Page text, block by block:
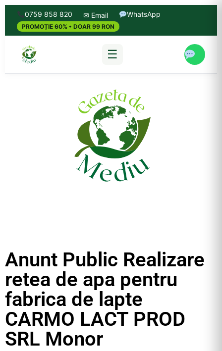
0759 858 820 ✉ Email WhatsApp
PROMOȚIE 60% • DOAR 99 RON
☰
Anunt Public Realizare
retea de apa pentru
fabrica de lapte
CARMO LACT PROD
SRL Monor